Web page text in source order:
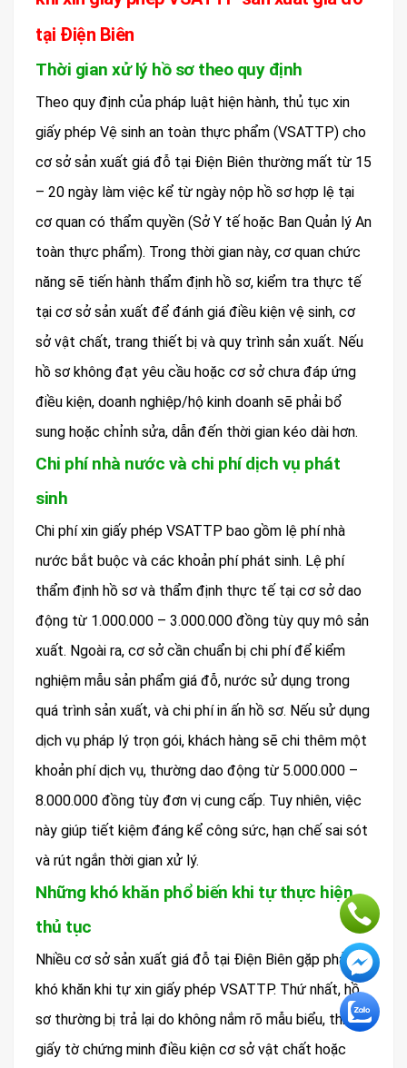
tại Điện Biên
Thời gian xử lý hồ sơ theo quy định
Theo quy định của pháp luật hiện hành, thủ tục xin
giấy phép Vệ sinh an toàn thực phẩm (VSATTP) cho
cơ sở sản xuất giá đỗ tại Điện Biên thường mất từ 15
– 20 ngày làm việc kể từ ngày nộp hồ sơ hợp lệ tại
cơ quan có thẩm quyền (Sở Y tế hoặc Ban Quản lý An
toàn thực phẩm). Trong thời gian này, cơ quan chức
năng sẽ tiến hành thẩm định hồ sơ, kiểm tra thực tế
tại cơ sở sản xuất để đánh giá điều kiện vệ sinh, cơ
sở vật chất, trang thiết bị và quy trình sản xuất. Nếu
hồ sơ không đạt yêu cầu hoặc cơ sở chưa đáp ứng
điều kiện, doanh nghiệp/hộ kinh doanh sẽ phải bổ
sung hoặc chỉnh sửa, dẫn đến thời gian kéo dài hơn.
Chi phí nhà nước và chi phí dịch vụ phát
sinh
Chi phí xin giấy phép VSATTP bao gồm lệ phí nhà
nước bắt buộc và các khoản phí phát sinh. Lệ phí
thẩm định hồ sơ và thẩm định thực tế tại cơ sở dao
động từ 1.000.000 – 3.000.000 đồng tùy quy mô sản
xuất. Ngoài ra, cơ sở cần chuẩn bị chi phí để kiểm
nghiệm mẫu sản phẩm giá đỗ, nước sử dụng trong
quá trình sản xuất, và chi phí in ấn hồ sơ. Nếu sử dụng
dịch vụ pháp lý trọn gói, khách hàng sẽ chi thêm một
khoản phí dịch vụ, thường dao động từ 5.000.000 –
8.000.000 đồng tùy đơn vị cung cấp. Tuy nhiên, việc
này giúp tiết kiệm đáng kể công sức, hạn chế sai sót
và rút ngắn thời gian xử lý.
Những khó khăn phổ biến khi tự thực hiện
thủ tục
Nhiều cơ sở sản xuất giá đỗ tại Điện Biên gặp phải
khó khăn khi tự xin giấy phép VSATTP. Thứ nhất, hồ
sơ thường bị trả lại do không nắm rõ mẫu biểu, thiếu
giấy tờ chứng minh điều kiện cơ sở vật chất hoặc